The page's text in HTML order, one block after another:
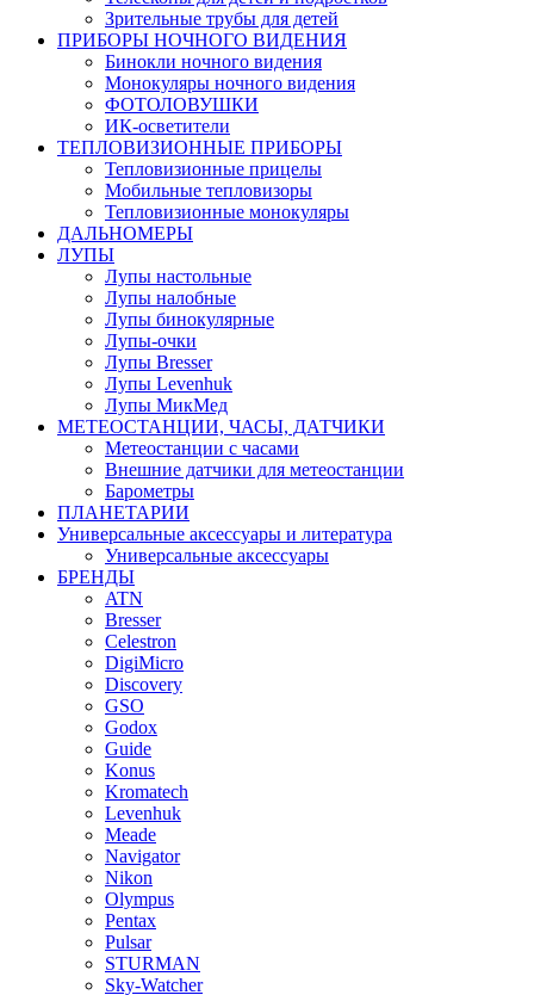
Зрительные трубы для детей
ПРИБОРЫ НОЧНОГО ВИДЕНИЯ
Бинокли ночного видения
Монокуляры ночного видения
ФОТОЛОВУШКИ
ИК-осветители
ТЕПЛОВИЗИОННЫЕ ПРИБОРЫ
Тепловизионные прицелы
Мобильные тепловизоры
Тепловизионные монокуляры
ДАЛЬНОМЕРЫ
ЛУПЫ
Лупы настольные
Лупы налобные
Лупы бинокулярные
Лупы-очки
Лупы Bresser
Лупы Levenhuk
Лупы МикМед
МЕТЕОСТАНЦИИ, ЧАСЫ, ДАТЧИКИ
Метеостанции с часами
Внешние датчики для метеостанции
Барометры
ПЛАНЕТАРИИ
Универсальные аксессуары и литература
Универсальные аксессуары
БРЕНДЫ
ATN
Bresser
Celestron
DigiMicro
Discovery
GSO
Godox
Guide
Konus
Kromatech
Levenhuk
Meade
Navigator
Nikon
Olympus
Pentax
Pulsar
STURMAN
Sky-Watcher